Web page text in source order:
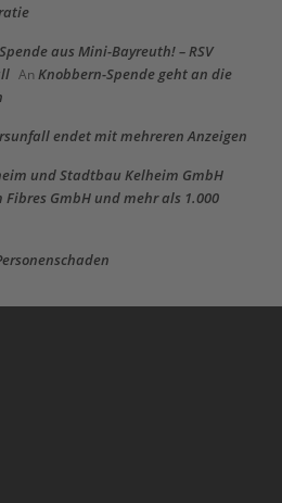
aus Mini-Bayreuth! – RSV
An Knobbern-Spende geht an die
endet mit mehreren Anzeigen
und Stadtbau Kelheim GmbH
GmbH und mehr als 1.000